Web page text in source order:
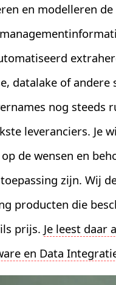
en modelleren
datalake of
nog
leveranciers. Je
de wensen en
zijn. Wij
producten die
prijs. Je leest daar
en Data